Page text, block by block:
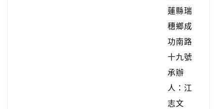
蓮縣瑞
穗鄉成
功南路
十九號
承辦
人：江
志文